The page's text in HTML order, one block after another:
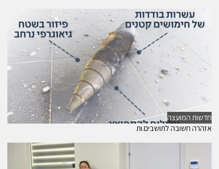
חדשות המועצה
אזהרה חשובה לתושבים.ות